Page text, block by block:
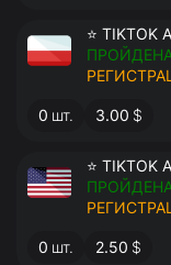
⭐
ДОСТУП
0 шт. 3.00 $
⭐
0 шт. 2.50 $